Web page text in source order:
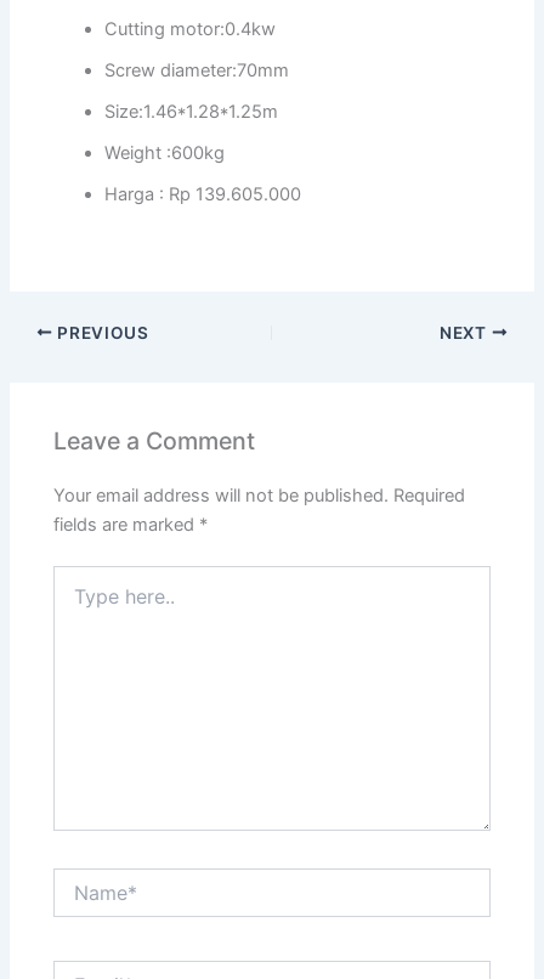
Cutting motor:0.4kw
Screw diameter:70mm
Size:1.46*1.28*1.25m
Weight :600kg
Harga : Rp 139.605.000
PREVIOUS NEXT
Leave a Comment
Your email address will not be published. Required
fields are marked *
here..